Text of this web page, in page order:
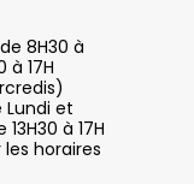
8H30 à
à 17H
et
à 17H
horaires